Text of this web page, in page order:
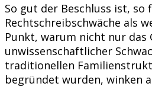
So gut der Beschluss ist,
Rechtschreibschwäche als
Punkt, warum nicht nur das
unwissenschaftlicher
traditionellen
begründet wurden, winken